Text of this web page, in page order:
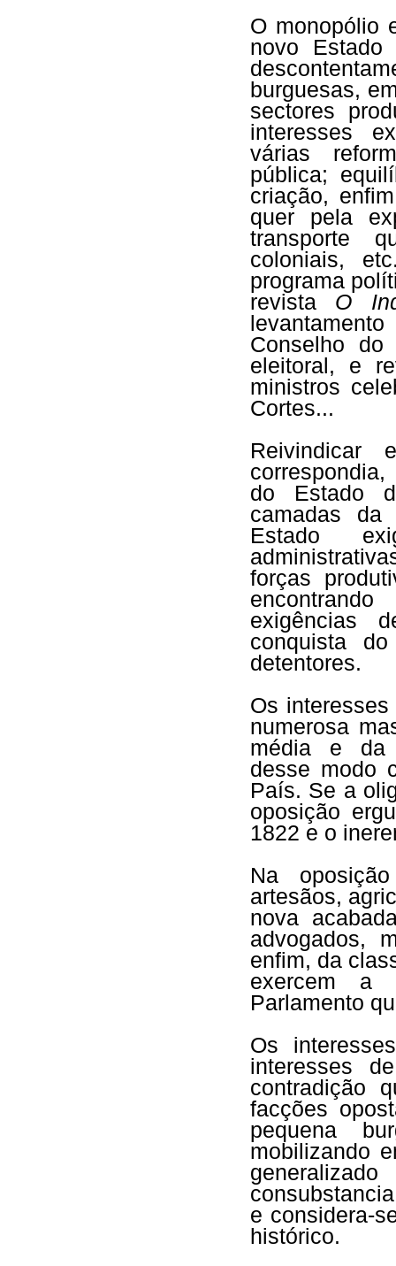
O monopólio
novo
burguesas,
sectores
interesses
várias
pública;
criação,
quer pela
transporte
coloniais,
programa
revista O
Conselho
eleitoral, e
ministros
Cortes...
Reivindicar
do Estado
camadas da
Estado
forças
exigências
conquista
detentores.
Os
numerosa
média e da
desse modo
País. Se a
oposição
1822 e o
Na
artesãos,
nova
advogados,
enfim, da
exercem a
Parlamento
Os
interesses
contradição
facções
pequena
mobilizando
e considera-
histórico.